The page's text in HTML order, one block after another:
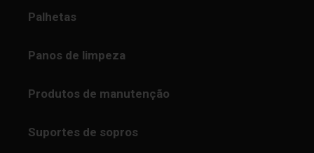
Palhetas
Panos de limpeza
Produtos de manutenção
Suportes de sopros